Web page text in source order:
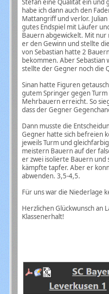
Stefan eine Qualität ein und
habe ich dann auch den
Mattangriff und verlor.
gutes Endspiel mit Läufer
Bauern abgewickelt. Mit
er den Gewinn und stellte
von Sebastian hatte 2
bekommen. Aber
stellte der Gegner noch die
Sinan hatte Figuren
gutem Springer gegen
Mehrbauern erreicht. So
dass der Gegner
Dann musste die
Gegner hatte sich befreien
jeweils Turm und
meistern Bauern auf der
er zwei isolierte Bauern und
kämpfte tapfer. Aber er
abwenden. 3,5-4,5.
Für uns war die Niederlage
Herzlichen Glückwunsch an
Klassenerhalt!